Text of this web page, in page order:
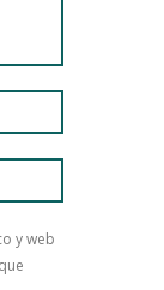
y web